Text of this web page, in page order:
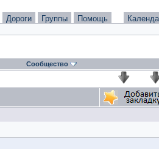
Дороги Группы Помощь
Сообщество